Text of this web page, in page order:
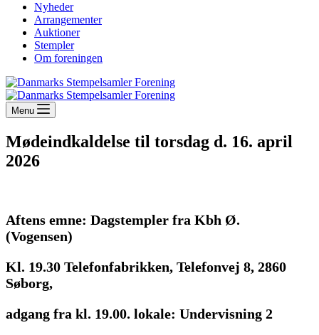
Nyheder
Arrangementer
Auktioner
Stempler
Om foreningen
Menu
Mødeindkaldelse til torsdag d. 16. april
2026
Aftens emne: Dagstempler fra Kbh Ø.
(Vogensen)
Kl. 19.30 Telefonfabrikken, Telefonvej 8, 2860
Søborg,
adgang fra kl. 19.00. lokale: Undervisning 2